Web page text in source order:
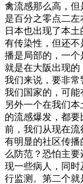
禽流感那么高，
是百分之零点二左
日本也出现了本
有传染性，但还
播是局部的，一
就是在大阪出现
我们来说，要非常
我们国家的，可能
另外一个在我们
的流感爆发，都
前，我们从现在
有明显的社区传
么防范？恐怕主
现一些病人，同
行监测。第二个